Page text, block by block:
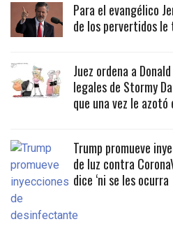
Para el evangélico
de los pervertidos
Juez ordena a
legales de Stormy
que una vez le
Trump promueve
de luz contra
dice ‘ni se les ocurra